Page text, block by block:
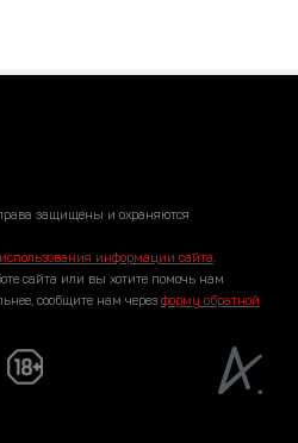
защищены и охраняются
информации сайта.
сайта или вы хотите помочь нам
сообщите нам через форму обратной